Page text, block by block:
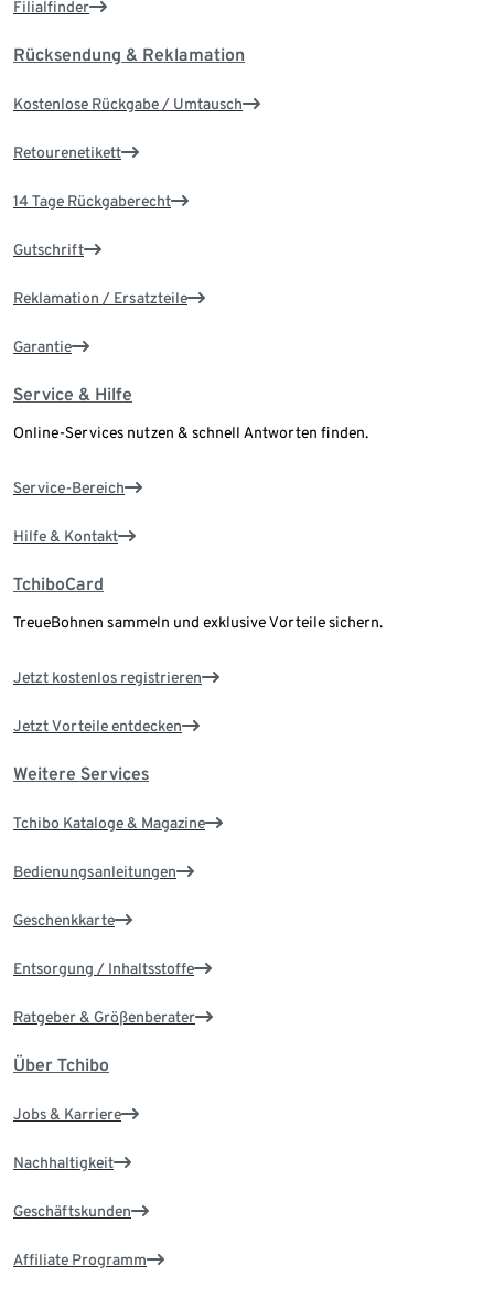
Filialfinder
Rücksendung & Reklamation
Kostenlose Rückgabe / Umtausch
Retourenetikett
14 Tage Rückgaberecht
Gutschrift
Reklamation / Ersatzteile
Garantie
Service & Hilfe
Online-Services nutzen & schnell Antworten finden.
Service-Bereich
Hilfe & Kontakt
TchiboCard
TreueBohnen sammeln und exklusive Vorteile sichern.
Jetzt kostenlos registrieren
Jetzt Vorteile entdecken
Weitere Services
Tchibo Kataloge & Magazine
Bedienungsanleitungen
Geschenkkarte
Entsorgung / Inhaltsstoffe
Ratgeber & Größenberater
Über Tchibo
Jobs & Karriere
Nachhaltigkeit
Geschäftskunden
Affiliate Programm